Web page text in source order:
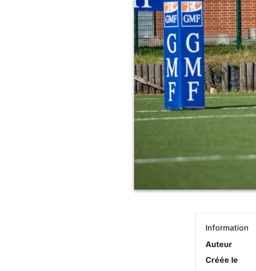
Information
Auteur
Créée le